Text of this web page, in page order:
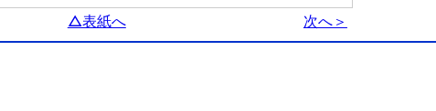
△表紙へ 次へ＞